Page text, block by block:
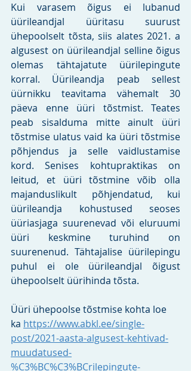
Kui varasem õigus ei lubanud
üürileandjal üüritasu suurust
ühepoolselt tõsta, siis alates 2021. a
algusest on üürileandjal selline õigus
olemas tähtajatute üürilepingute
korral. Üürileandja peab sellest
üürnikku teavitama vähemalt 30
päeva enne üüri tõstmist. Teates
peab sisalduma mitte ainult üüri
tõstmise ulatus vaid ka üüri tõstmise
põhjendus ja selle vaidlustamise
kord. Senises kohtupraktikas on
leitud, et üüri tõstmine võib olla
majanduslikult põhjendatud, kui
üürileandja kohustused seoses
üüriasjaga suurenevad või eluruumi
üüri keskmine turuhind on
suurenenud. Tähtajalise üürilepingu
puhul ei ole üürileandjal õigust
ühepoolselt üürihinda tõsta.
Üüri ühepoolse tõstmise kohta loe
ka https://www.abkl.ee/single-
post/2021-aasta-algusest-kehtivad-
muudatused-
%C3%BC%C3%BCrilepingute-